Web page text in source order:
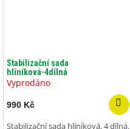
Stabilizační sada
hlíníková-4dílná
Vyprodáno
990 Kč
Stabilizační sada hlíníková, 4 dílná.